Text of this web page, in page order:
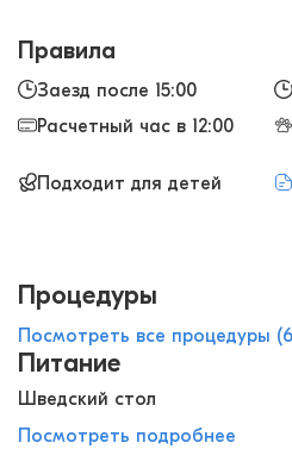
Правила
Заезд после 15:00
Расчетный час в 12:00
Подходит для детей
Процедуры
Посмотреть все процедуры
Питание
Шведский стол
Посмотреть подробнее